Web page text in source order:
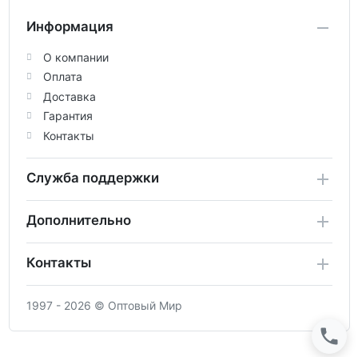
Информация
О компании
Оплата
Доставка
Гарантия
Контакты
Служба поддержки
Дополнительно
Контакты
1997 - 2026 © Оптовый Мир